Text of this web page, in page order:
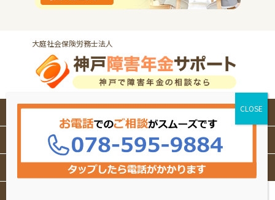
大庭社会保険労務士法人
HOME 障害年金の基礎知識
障害年金コラム サポート料金
無料相談をする 傷病別の基準